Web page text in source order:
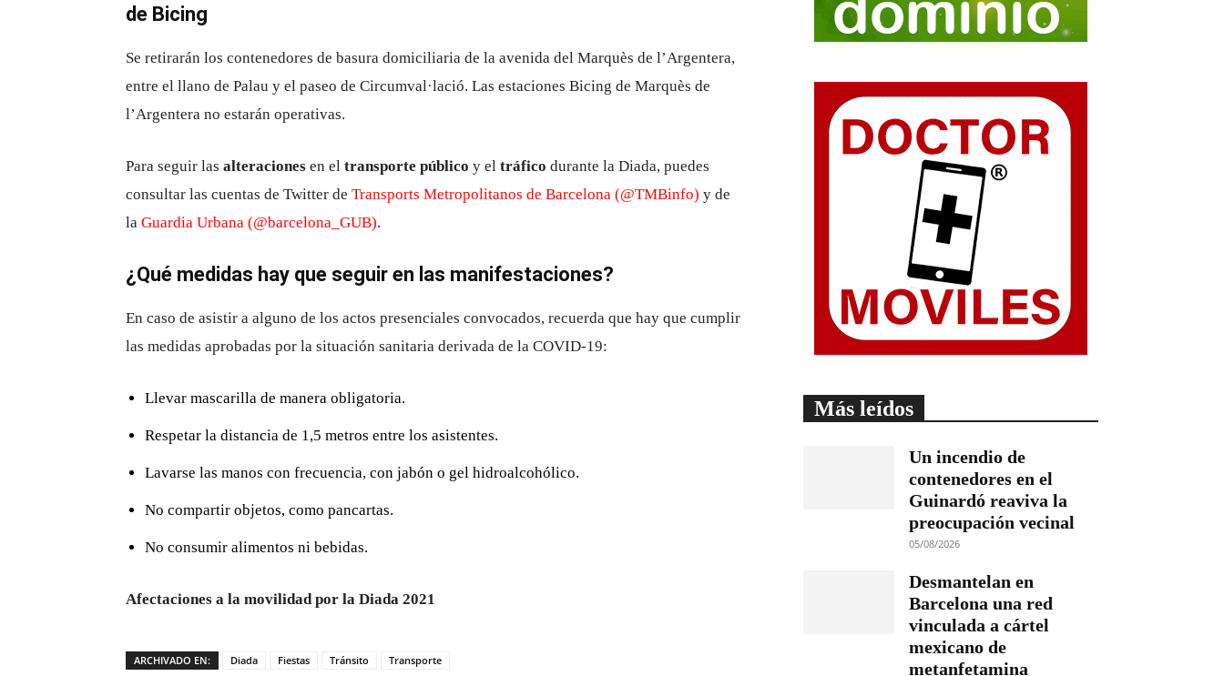
de Bicing
Se retirarán los contenedores de basura domiciliaria de la avenida del Marquès de l’Argentera,
entre el llano de Palau y el paseo de Circumval·lació. Las estaciones Bicing de Marquès de
l’Argentera no estarán operativas.
Para seguir las alteraciones en el transporte público y el tráfico durante la Diada, puedes
consultar las cuentas de Twitter de Transports Metropolitanos de Barcelona (@TMBinfo) y de
la Guardia Urbana (@barcelona_GUB).
¿Qué medidas hay que seguir en las manifestaciones?
En caso de asistir a alguno de los actos presenciales convocados, recuerda que hay que cumplir
las medidas aprobadas por la situación sanitaria derivada de la COVID-19:
Llevar mascarilla de manera obligatoria.
Respetar la distancia de 1,5 metros entre los asistentes.
Lavarse las manos con frecuencia, con jabón o gel hidroalcohólico.
No compartir objetos, como pancartas.
No consumir alimentos ni bebidas.
Afectaciones a la movilidad por la Diada 2021
ARCHIVADO EN: Diada Fiestas Tránsito Transporte
Más leídos
Un incendio de
contenedores en el
Guinardó reaviva la
preocupación vecinal
05/08/2026
Desmantelan en
Barcelona una red
vinculada a cártel
mexicano de
metanfetamina